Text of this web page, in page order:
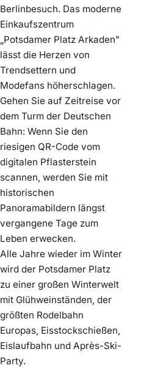
Berlinbesuch. Das moderne
Einkaufszentrum
„Potsdamer Platz Arkaden"
lässt die Herzen von
Trendsettern und
Modefans höherschlagen.
Gehen Sie auf Zeitreise vor
dem Turm der Deutschen
Bahn: Wenn Sie den
riesigen QR-Code vom
digitalen Pflasterstein
scannen, werden Sie mit
historischen
Panoramabildern längst
vergangene Tage zum
Leben erwecken.
Alle Jahre wieder im Winter
wird der Potsdamer Platz
zu einer großen Winterwelt
mit Glühweinständen, der
größten Rodelbahn
Europas, Eisstockschießen,
Eislaufbahn und Après-Ski-
Party.